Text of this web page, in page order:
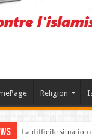
Religion
La difficile situation